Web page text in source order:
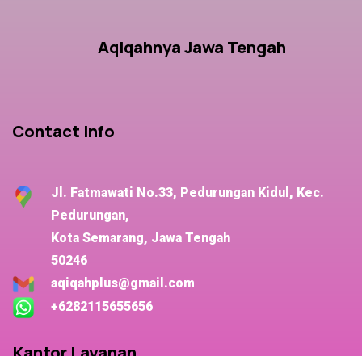
Aqiqahnya Jawa Tengah
Contact Info
Jl. Fatmawati No.33, Pedurungan Kidul, Kec.
Pedurungan,
Kota Semarang, Jawa Tengah
50246
aqiqahplus@gmail.com
+6282115655656